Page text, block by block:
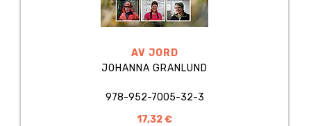
AV JORD
JOHANNA GRANLUND
978-952-7005-32-3
17,32 €